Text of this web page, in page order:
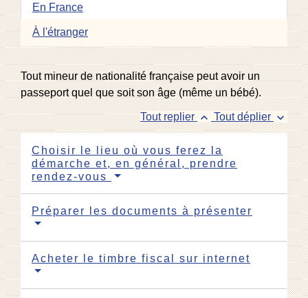
En France
À l'étranger
Tout mineur de nationalité française peut avoir un
passeport quel que soit son âge (même un bébé).
Tout replier keyboard_arrow_up Tout déplier keyboard_arrow_down
Choisir le lieu où vous ferez la
démarche et, en général, prendre
rendez-vous
Préparer les documents à présenter
Acheter le timbre fiscal sur internet